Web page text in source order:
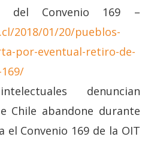
del Convenio 169 –
2018/01/20/pueblos-
por-eventual-retiro-de-
denuncian
Chile abandone durante
el Convenio 169 de la OIT